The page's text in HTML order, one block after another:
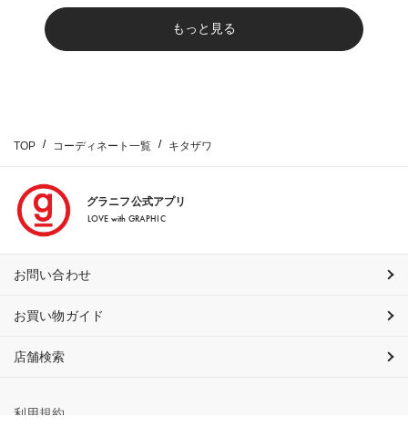
もっと見る
TOP コーディネート一覧 キタザワ
グラニフ公式アプリ
LOVE with GRAPHIC
お問い合わせ
お買い物ガイド
店舗検索
利用規約